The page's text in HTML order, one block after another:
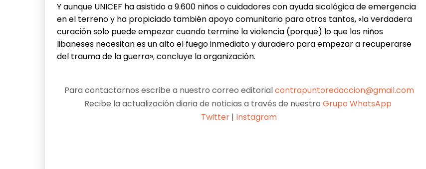
Y aunque UNICEF ha asistido a 9.600 niños o cuidadores con ayuda sicológica de emergencia
en el terreno y ha propiciado también apoyo comunitario para otros tantos, «la verdadera
curación solo puede empezar cuando termine la violencia (porque) lo que los niños
libaneses necesitan es un alto el fuego inmediato y duradero para empezar a recuperarse
del trauma de la guerra», concluye la organización.
Para contactarnos escribe a nuestro correo editorialcontrapuntoredaccion@gmail.com
Recibe la actualización diaria de noticias a través de nuestroGrupo WhatsApp
Twitter | Instagram